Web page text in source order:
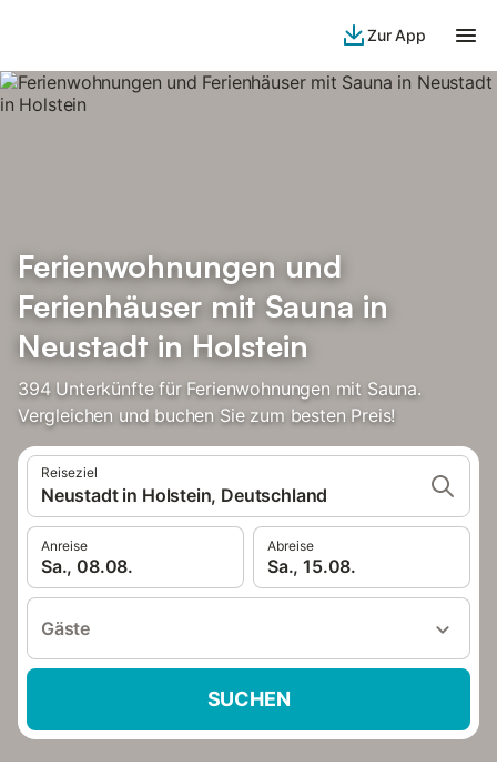
Zur App
Ferienwohnungen und
Ferienhäuser mit Sauna in
Neustadt in Holstein
394 Unterkünfte für Ferienwohnungen mit Sauna.
Vergleichen und buchen Sie zum besten Preis!
Reiseziel
Neustadt in Holstein, Deutschland
Anreise
Sa., 08.08.
Abreise
Sa., 15.08.
Gäste
SUCHEN